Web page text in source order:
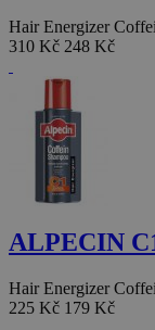
Hair Energizer
310 Kč 248 Kč
ALPECIN
Hair Energizer
225 Kč 179 Kč